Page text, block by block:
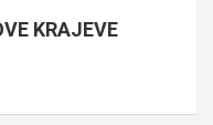
KRAJEVE